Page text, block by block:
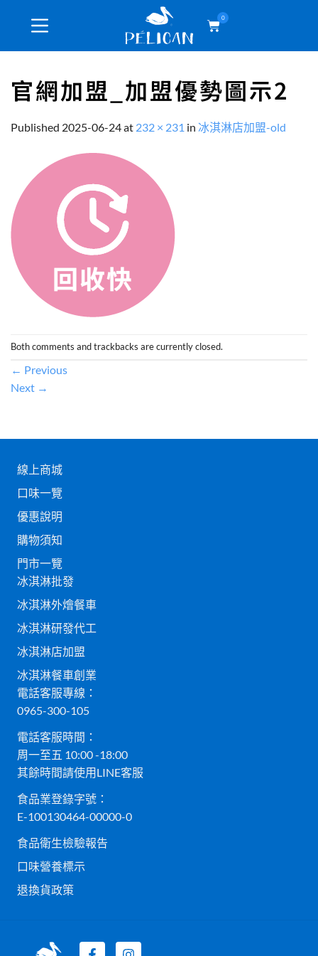
0
官網加盟_加盟優勢圖示2
Published 2025-06-24at 232 × 231 in 冰淇淋店加盟-old
Both comments and trackbacks are currently closed.
← Previous
Next →
線上商城
口味一覽
優惠說明
購物須知
門市一覽
冰淇淋批發
冰淇淋外燴餐車
冰淇淋研發代工
冰淇淋店加盟
冰淇淋餐車創業
電話客服專線：
0965-300-105
電話客服時間：
周一至五 10:00 -18:00
其餘時間請使用LINE客服
食品業登錄字號：
E-100130464-00000-0
食品衛生檢驗報告
口味營養標示
退換貨政策